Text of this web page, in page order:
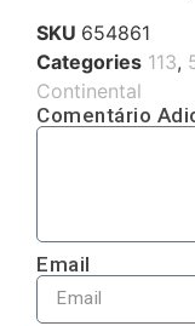
SKU 654861
Categories 113,
Continental
Comentário
Email